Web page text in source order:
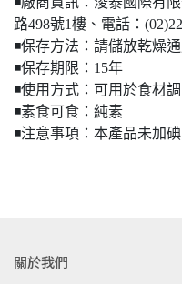
路498號1樓、電話：
◾️保存方法：請儲放乾燥
◾️保存期限：15年
◾️使用方式：可用於食材
◾️素食可食：純素
◾️注意事項：本產品未加
關於我們